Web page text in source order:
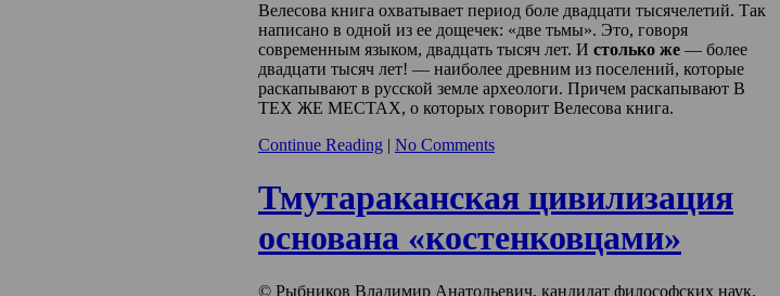
Велесова книга охватывает период боле двадцати тысячелетий. Так
написано в одной из ее дощечек: «две тьмы». Это, говоря
современным языком, двадцать тысяч лет. И столько же — более
двадцати тысяч лет! — наиболее древним из поселений, которые
раскапывают в русской земле археологи. Причем раскапывают В
ТЕХ ЖЕ МЕСТАХ, о которых говорит Велесова книга.
Continue Reading | No Comments
Тмутараканская цивилизация
основана «костенковцами»
© Рыбников Владимир Анатольевич, кандидат философских наук,